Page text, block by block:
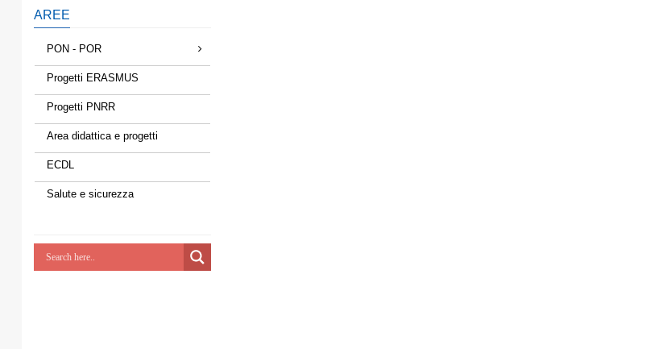
AREE
PON - POR
Progetti ERASMUS
Progetti PNRR
Area didattica e progetti
ECDL
Salute e sicurezza